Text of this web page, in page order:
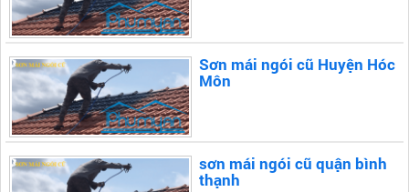
Sơn mái ngói cũ Huyện Hóc
Môn
sơn mái ngói cũ quận bình
thạnh